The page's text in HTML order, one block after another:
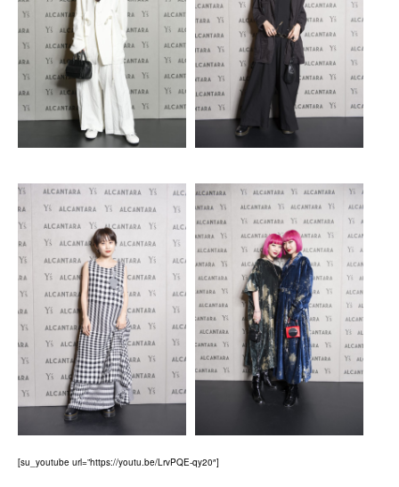
[su_youtube url=”https://youtu.be/LrvPQE-qy20″]